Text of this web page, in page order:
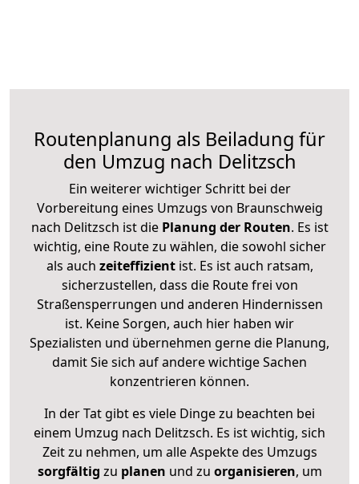
Routenplanung als Beiladung für
den Umzug nach Delitzsch
Ein weiterer wichtiger Schritt bei der
Vorbereitung eines Umzugs von Braunschweig
nach Delitzsch ist diePlanung der Routen. Es ist
wichtig, eine Route zu wählen, die sowohl sicher
als auch zeiteffizientist. Es ist auch ratsam,
sicherzustellen, dass die Route frei von
Straßensperrungen und anderen Hindernissen
ist. Keine Sorgen, auch hier haben wir
Spezialisten und übernehmen gerne die Planung,
damit Sie sich auf andere wichtige Sachen
konzentrieren können.
In der Tat gibt es viele Dinge zu beachten bei
einem Umzug nach Delitzsch. Es ist wichtig, sich
Zeit zu nehmen, um alle Aspekte des Umzugs
sorgfältig zu planen und zu organisieren, um